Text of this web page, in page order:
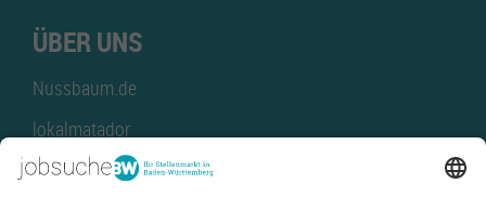
ÜBER UNS
Nussbaum.de
lokalmatador
kaufinBW